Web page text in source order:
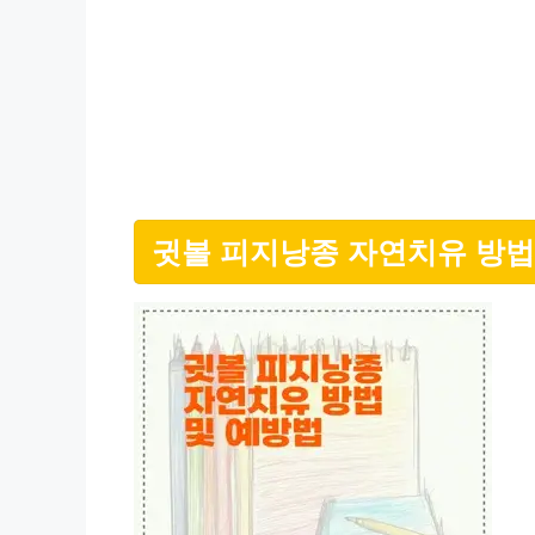
귓볼 피지낭종 자연치유 방